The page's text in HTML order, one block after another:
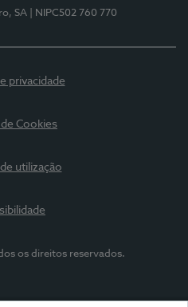
SA
| NIPC502 760 770
privacidade
Cookies
utilização
os direitos reservados.